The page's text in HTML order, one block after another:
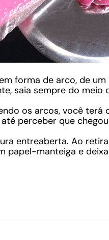
forma de arco, de
saia sempre do meio
os arcos, você
perceber que
entreaberta. Ao
manteiga e